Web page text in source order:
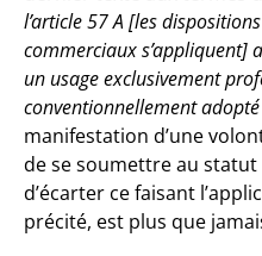
l’article 57 A [les
commerciaux s’appliquent]
un usage exclusivement
conventionnellement adopté
manifestation d’une
de se soumettre au
d’écarter ce faisant
précité, est plus que